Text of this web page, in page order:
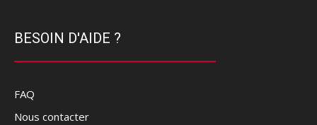
BESOIN D'AIDE ?
FAQ
Nous contacter